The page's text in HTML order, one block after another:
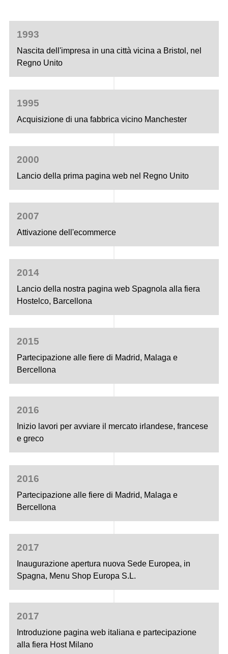
1993
Nascita dell'impresa in una città vicina a Bristol, nel
Regno Unito
1995
Acquisizione di una fabbrica vicino Manchester
2000
Lancio della prima pagina web nel Regno Unito
2007
Attivazione dell'ecommerce
2014
Lancio della nostra pagina web Spagnola alla fiera
Hostelco, Barcellona
2015
Partecipazione alle fiere di Madrid, Malaga e
Bercellona
2016
Inizio lavori per avviare il mercato irlandese, francese
e greco
2016
Partecipazione alle fiere di Madrid, Malaga e
Bercellona
2017
Inaugurazione apertura nuova Sede Europea, in
Spagna, Menu Shop Europa S.L.
2017
Introduzione pagina web italiana e partecipazione
alla fiera Host Milano